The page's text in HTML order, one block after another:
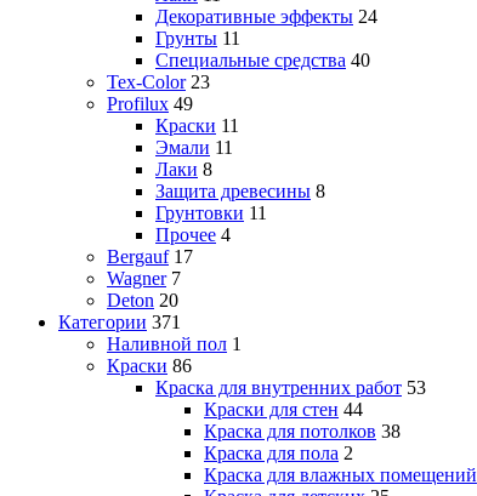
Декоративные эффекты 24
Грунты 11
Специальные средства 40
Tex-Color 23
Profilux 49
Краски 11
Эмали 11
Лаки 8
Защита древесины 8
Грунтовки 11
Прочее 4
Bergauf 17
Wagner 7
Deton 20
Категории 371
Наливной пол 1
Краски 86
Краска для внутренних работ 53
Краски для стен 44
Краска для потолков 38
Краска для пола 2
Краска для влажных помещений